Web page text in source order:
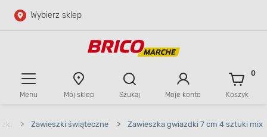
Przejdź do głównej zawartości
Wybierz sklep
Menu Mój sklep Szukaj Moje konto Koszyk
0
> Zawieszki świąteczne > Zawieszka gwiazdki 7 cm 4 sztuki mix